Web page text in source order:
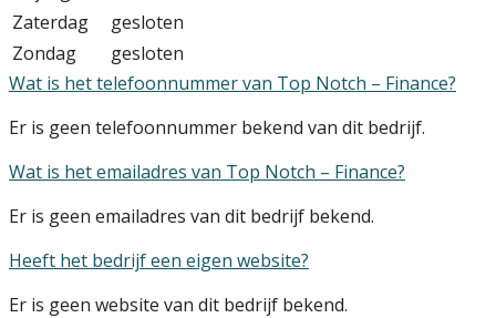
Zaterdag
gesloten
Zondag
gesloten
Wat is het telefoonnummer van Top Notch – Finance?
Er is geen telefoonnummer bekend van dit bedrijf.
Wat is het emailadres van Top Notch – Finance?
Er is geen emailadres van dit bedrijf bekend.
Heeft het bedrijf een eigen website?
Er is geen website van dit bedrijf bekend.